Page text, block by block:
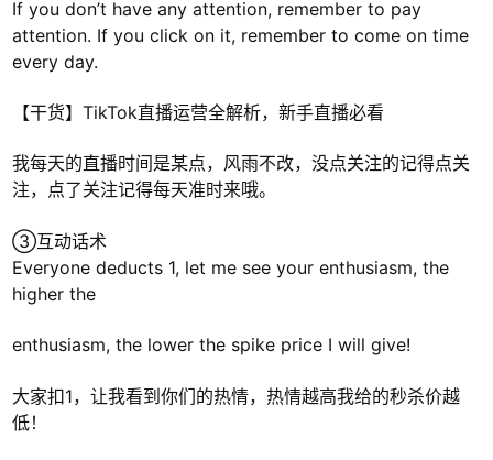
If you don’t have any attention, remember to pay
attention. If you click on it, remember to come on time
every day.
【干货】TikTok直播运营全解析，新手直播必看
我每天的直播时间是某点，风雨不改，没点关注的记得点关
注，点了关注记得每天准时来哦。
③互动话术
Everyone deducts 1, let me see your enthusiasm, the
higher the
enthusiasm, the lower the spike price I will give!
大家扣1，让我看到你们的热情，热情越高我给的秒杀价越
低！